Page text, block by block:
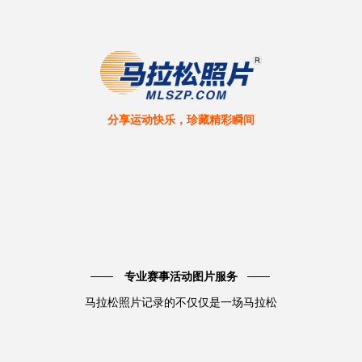
分享运动快乐，珍藏精彩瞬间
专业赛事活动图片服务
马拉松照片记录的不仅仅是一场马拉松